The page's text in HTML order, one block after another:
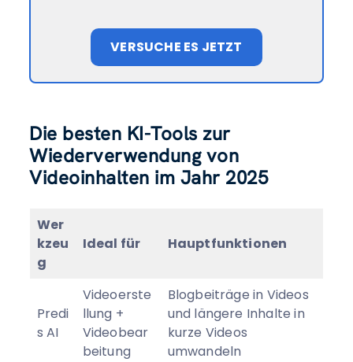
VERSUCHE ES JETZT
Die besten KI-Tools zur
Wiederverwendung von
Videoinhalten im Jahr 2025
Wer
kzeu
g
Ideal für Hauptfunktionen
Predi
s AI
Videoerste
llung +
Videobear
beitung
Blogbeiträge in Videos
und längere Inhalte in
kurze Videos
umwandeln